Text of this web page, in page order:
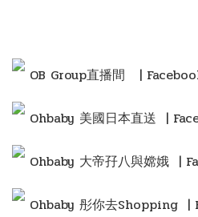
OB Group直播間 |
Ohbaby 美國日本直送 |
Ohbaby 大帝孖八與嫦娥 |
Ohbaby 彤你去Shopping |